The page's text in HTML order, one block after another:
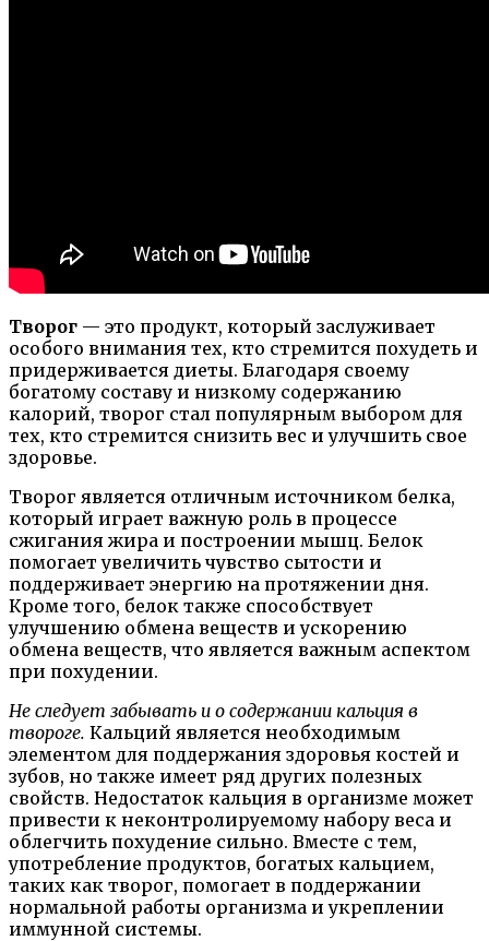
Творог — это продукт, который заслуживает
особого внимания тех, кто стремится похудеть и
придерживается диеты. Благодаря своему
богатому составу и низкому содержанию
калорий, творог стал популярным выбором для
тех, кто стремится снизить вес и улучшить свое
здоровье.
Творог является отличным источником белка,
который играет важную роль в процессе
сжигания жира и построении мышц. Белок
помогает увеличить чувство сытости и
поддерживает энергию на протяжении дня.
Кроме того, белок также способствует
улучшению обмена веществ и ускорению
обмена веществ, что является важным аспектом
при похудении.
Не следует забывать и о содержании кальция в
твороге. Кальций является необходимым
элементом для поддержания здоровья костей и
зубов, но также имеет ряд других полезных
свойств. Недостаток кальция в организме может
привести к неконтролируемому набору веса и
облегчить похудение сильно. Вместе с тем,
употребление продуктов, богатых кальцием,
таких как творог, помогает в поддержании
нормальной работы организма и укреплении
иммунной системы.